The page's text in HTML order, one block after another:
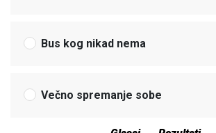
Bus kog nikad nema
Večno spremanje sobe